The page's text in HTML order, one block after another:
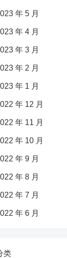
年 5 月
年 4 月
年 3 月
年 2 月
年 1 月
年 12 月
年 11 月
年 10 月
年 9 月
年 8 月
年 7 月
年 6 月
类